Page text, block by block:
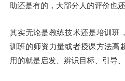
助还是有的，大部分人的评价也还
其实无论是教练技术还是培训班
训班的师资力量或者授课方法高
用的就是启发、辨识目标、引导